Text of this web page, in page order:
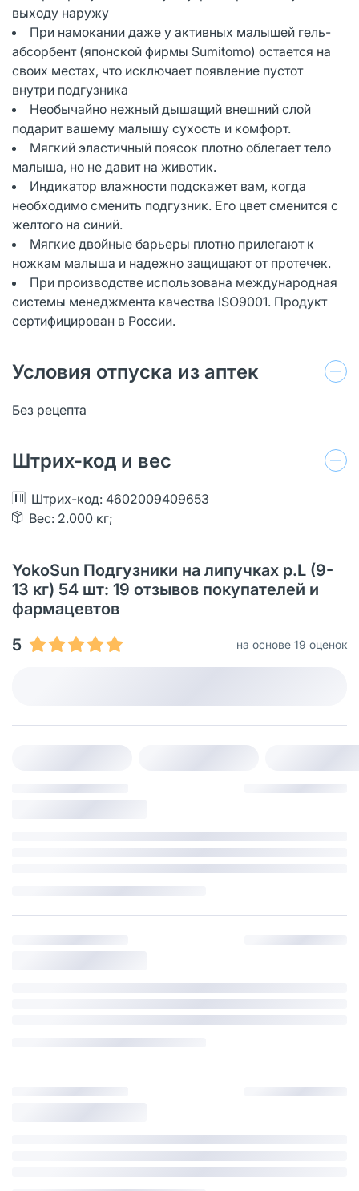
выходу наружу
При намокании даже у активных малышей гель-
абсорбент (японской фирмы Sumitomo) остается на
своих местах, что исключает появление пустот
внутри подгузника
Необычайно нежный дышащий внешний слой
подарит вашему малышу сухость и комфорт.
Мягкий эластичный поясок плотно облегает тело
малыша, но не давит на животик.
Индикатор влажности подскажет вам, когда
необходимо сменить подгузник. Его цвет сменится с
желтого на синий.
Мягкие двойные барьеры плотно прилегают к
ножкам малыша и надежно защищают от протечек.
При производстве использована международная
системы менеджмента качества ISO9001. Продукт
сертифицирован в России.
Условия отпуска из аптек
Без рецепта
Штрих-код и вес
Штрих-код: 4602009409653
Вес: 2.000 кг;
YokoSun Подгузники на липучках р.L (9-
13 кг) 54 шт: 19 отзывов покупателей и
фармацевтов
5
на основе 19 оценок